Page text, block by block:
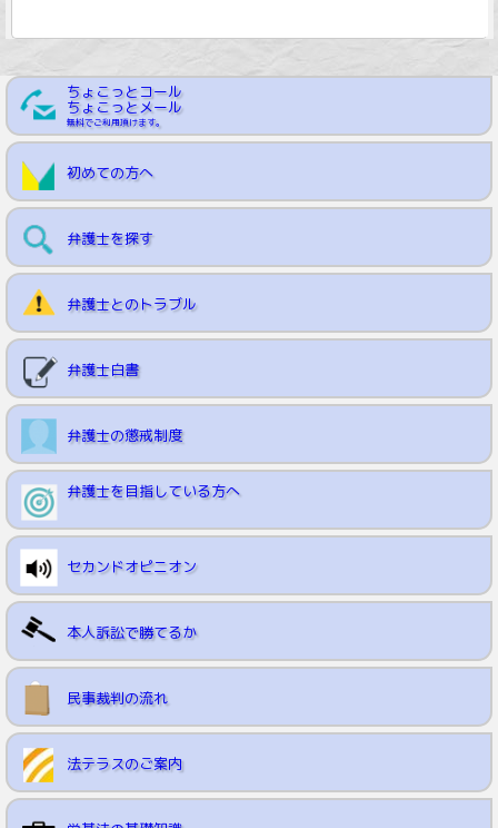
ちょこっとコール
ちょこっとメール
無料でご利用頂けます。
初めての方へ
弁護士を探す
弁護士とのトラブル
弁護士白書
弁護士の懲戒制度
弁護士を目指している方へ
セカンドオピニオン
本人訴訟で勝てるか
民事裁判の流れ
法テラスのご案内